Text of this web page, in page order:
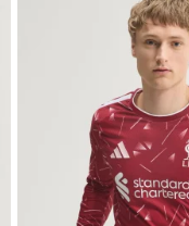
Dodaj do listy życzeń